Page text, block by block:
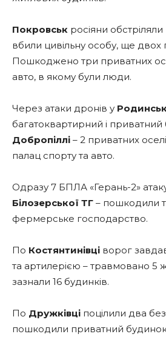
Покровськ росіяни
вбили цивільну особу, ще двох
Пошкоджено три приватних
авто, в якому були люди.
Через атаки дронів у
багатоквартирний і приватний
Добропіллі – 2 приватних
палац спорту та авто.
Одразу 7 БПЛА «Герань-2»
Білозерської ТГ – пошкодили
фермерське господарство.
По Костянтинівці ворог
та артилерією – травмовано 5
зазнали 16 будинків.
По Дружківці поцілили два
пошкодили приватний будинок